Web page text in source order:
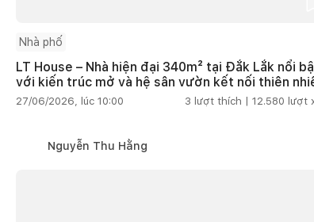
Nhà phố
LT House – Nhà hiện đại 340m² tại Đắk Lắk nổi
với kiến trúc mở và hệ sân vườn kết nối thiên
27/06/2026, lúc 10:00 3 lượt thích | 12.580 lượt
Nguyễn Thu Hằng